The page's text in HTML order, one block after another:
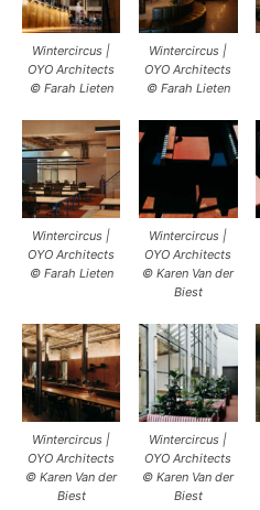
Wintercircus |
OYO Architects
© Farah Lieten
Wintercircus |
OYO Architects
© Farah Lieten
Wintercircus |
OYO Architects
© Farah Lieten
Wintercircus |
OYO Architects
© Karen Van der
Biest
Wintercircus |
OYO Architects
© Karen Van der
Biest
Wintercircus |
OYO Architects
© Karen Van der
Biest